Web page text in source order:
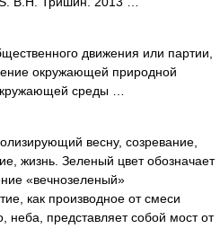
движения или партии,
окружающей природной
среды …
весну, созревание,
жизнь. Зеленый цвет обозначает
«вечнозеленый»
как производное от смеси
неба, представляет собой мост от